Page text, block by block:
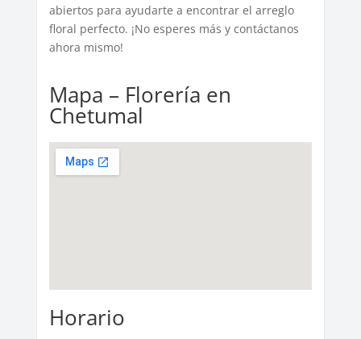
abiertos para ayudarte a encontrar el arreglo
floral perfecto. ¡No esperes más y contáctanos
ahora mismo!
Mapa – Florería en
Chetumal
Horario